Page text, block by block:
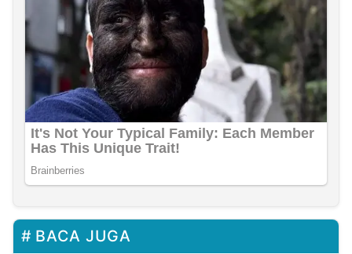
BACA JUGA